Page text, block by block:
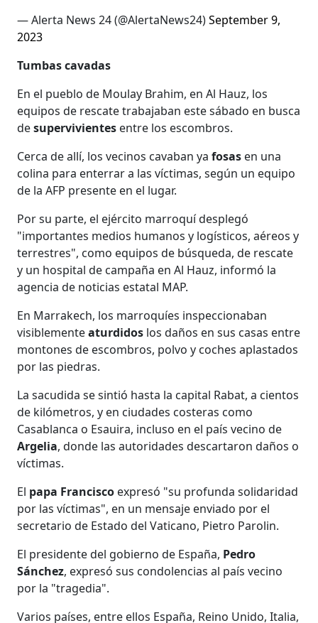
— Alerta News 24 (@AlertaNews24)September 9,
2023
Tumbas cavadas
En el pueblo de Moulay Brahim, en Al Hauz, los
equipos de rescate trabajaban este sábado en busca
desupervivientes entre los escombros.
Cerca de allí, los vecinos cavaban ya fosas en una
colina para enterrar a las víctimas, según un equipo
de la AFP presente en el lugar.
Por su parte, el ejército marroquí desplegó
"importantes medios humanos y logísticos, aéreos y
terrestres", como equipos de búsqueda, de rescate
y un hospital de campaña en Al Hauz, informó la
agencia de noticias estatal MAP.
En Marrakech, los marroquíes inspeccionaban
visiblementeaturdidos los daños en sus casas entre
montones de escombros, polvo y coches aplastados
por las piedras.
La sacudida se sintió hasta la capital Rabat, a cientos
de kilómetros, y en ciudades costeras como
Casablanca o Esauira, incluso en el país vecino de
Argelia, donde las autoridades descartaron daños o
víctimas.
El papa Francisco expresó "su profunda solidaridad
por las víctimas", en un mensaje enviado por el
secretario de Estado del Vaticano, Pietro Parolin.
El presidente del gobierno de España, Pedro
Sánchez, expresó sus condolencias al país vecino
por la "tragedia".
Varios países, entre ellos España, Reino Unido, Italia,